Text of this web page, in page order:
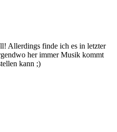
Allerdings finde ich es in letzter
her immer Musik kommt
kann ;)